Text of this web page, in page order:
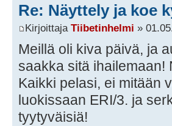
Re: Näyttely ja koe
Kirjoittaja Tiibetinhelmi »
Meillä oli kiva päivä, ja
saakka sitä ihailemaan!
Kaikki pelasi, ei mitään
luokissaan ERI/3. ja
tyytyväisiä!